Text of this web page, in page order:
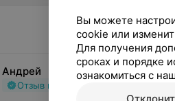
5.0 Амадей
Андрей
Отзыв подтвержден
Вы можете
cookie или
Для получения
сроках и порядке
ознакомиться с